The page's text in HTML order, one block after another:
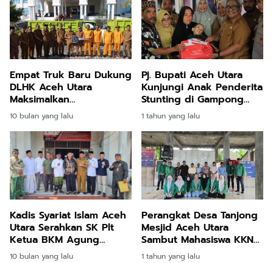
Empat Truk Baru Dukung
DLHK Aceh Utara
Maksimalkan
Pengangkutan Sampah
10 bulan yang lalu
Pj. Bupati Aceh Utara
Kunjungi Anak Penderita
Stunting di Gampong
Cot Patisah
1 tahun yang lalu
Kadis Syariat Islam Aceh
Utara Serahkan SK Plt
Ketua BKM Agung
Bujang Salem
10 bulan yang lalu
Perangkat Desa Tanjong
Mesjid Aceh Utara
Sambut Mahasiswa KKN
Kelompok 80 Unimal
1 tahun yang lalu